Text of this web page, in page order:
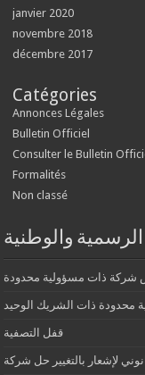
janvier 2020
novembre 2018
décembre 2017
Catégories
Annonces Légales
Bulletin Officiel
Consulter le Bulletin
Formalités
Non classé
الرسمية والوطنية
شركة ذات مسؤولية محدودة
ذات الشريك الوحيد
قفل التصفية
لإشعار بالتغيير حل شركة